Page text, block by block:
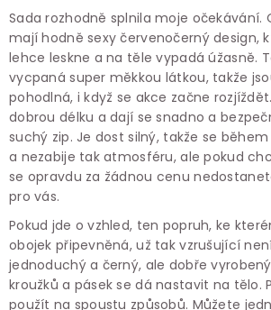
Sada rozhodně splnila moje očekávání.
mají hodně sexy červenočerný design,
lehce leskne a na těle vypadá úžasně.
vycpaná super měkkou látkou, takže
pohodlná, i když se akce začne
dobrou délku a dají se snadno a
suchý zip. Je dost silný, takže se
a nezabije tak atmosféru, ale pokud
se opravdu za žádnou cenu
pro vás.
Pokud jde o vzhled, ten popruh, ke
obojek připevněná, už tak vzrušující
jednoduchý a černý, ale dobře
kroužků a pásek se dá nastavit na tělo.
použít na spoustu způsobů. Můžete